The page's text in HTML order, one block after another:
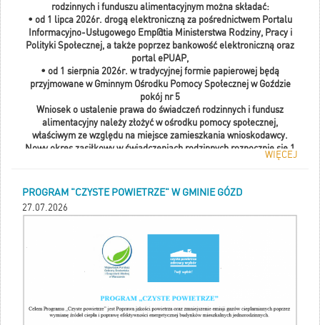
rodzinnych i funduszu alimentacyjnym można składać:
• od 1 lipca 2026r. drogą elektroniczną za pośrednictwem Portalu
Informacyjno-Usługowego Emp@tia Ministerstwa Rodziny, Pracy i
Polityki Społecznej, a także poprzez bankowość elektroniczną oraz
portal ePUAP,
• od 1 sierpnia 2026r. w tradycyjnej formie papierowej będą
przyjmowane w Gminnym Ośrodku Pomocy Społecznej w Goździe
pokój nr 5
Wniosek o ustalenie prawa do świadczeń rodzinnych i fundusz
alimentacyjny należy złożyćw ośrodku pomocy społecznej,
właściwym ze względu na miejsce zamieszkania wnioskodawcy.
Nowy okres zasiłkowy w świadczeniach rodzinnych rozpocznie się 1
funduszu alimentacyjnego okres świadczeniowy trwa od 1
miesięcznie na osobę w rodzinie 764 zł w przypadku, gdy członkiem
rodziny jest dziecko z niepełnosprawnością.
Świadczenia z funduszu alimentacyjnego: przyznawane są w
wysokości bieżąco ustalonych alimentów nie wyższej jednak niż
Od 1 października 2026r. wzrośnie próg dochodowy dla świadczeń z
funduszu alimentacyjnego.
WIĘCEJ
PROGRAM "CZYSTE POWIETRZE" W GMINIE GÓZD
27.07.2026